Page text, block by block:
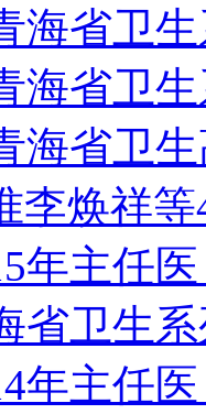
海省卫
海省卫
海省卫
李焕祥
年主任
省卫生
年主任